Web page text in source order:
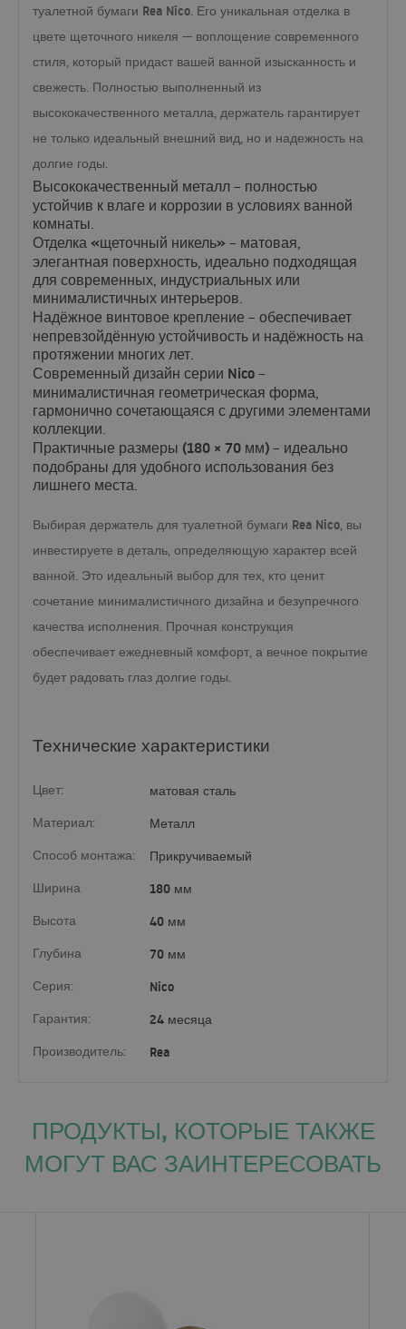
Технические характеристики
Цвет: матовая сталь
Материал: Металл
Способ монтажа: Прикручиваемый
Ширина 180 мм
Высота 40 мм
Глубина 70 мм
Серия: Nico
Гарантия: 24 месяца
Производитель: Rea
туалетной бумаги Rea Nico. Его уникальная отделка в
цвете щеточного никеля — воплощение современного
стиля, который придаст вашей ванной изысканность и
свежесть. Полностью выполненный из
высококачественного металла, держатель гарантирует
не только идеальный внешний вид, но и надежность на
долгие годы.
Высококачественный металл – полностью
устойчив к влаге и коррозии в условиях ванной
комнаты.
Отделка «щеточный никель» – матовая,
элегантная поверхность, идеально подходящая
для современных, индустриальных или
минималистичных интерьеров.
Надёжное винтовое крепление – обеспечивает
непревзойдённую устойчивость и надёжность на
протяжении многих лет.
Современный дизайн серии Nico –
минималистичная геометрическая форма,
гармонично сочетающаяся с другими элементами
коллекции.
Практичные размеры (180 × 70 мм) – идеально
подобраны для удобного использования без
лишнего места.
Выбирая держатель для туалетной бумаги Rea Nico, вы
инвестируете в деталь, определяющую характер всей
ванной. Это идеальный выбор для тех, кто ценит
сочетание минималистичного дизайна и безупречного
качества исполнения. Прочная конструкция
обеспечивает ежедневный комфорт, а вечное покрытие
будет радовать глаз долгие годы.
ПРОДУКТЫ, КОТОРЫЕ ТАКЖЕ
МОГУТ ВАС ЗАИНТЕРЕСОВАТЬ